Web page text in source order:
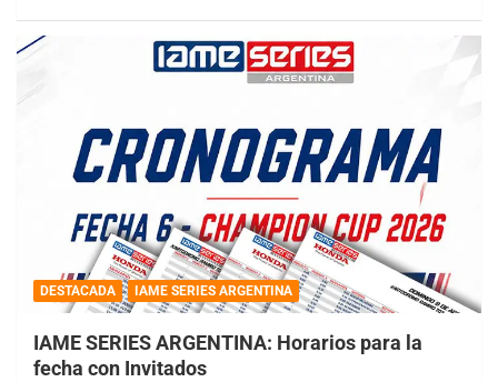
DESTACADA IAME SERIES ARGENTINA
IAME SERIES ARGENTINA: Horarios para la
fecha con Invitados